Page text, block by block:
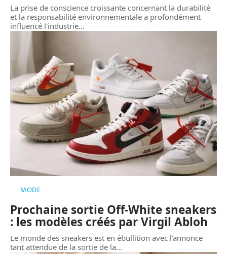
La prise de conscience croissante concernant la durabilité
et la responsabilité environnementale a profondément
influencé l'industrie…
MODE
Prochaine sortie Off-White sneakers
: les modèles créés par Virgil Abloh
Le monde des sneakers est en ébullition avec l’annonce
tant attendue de la sortie de la…